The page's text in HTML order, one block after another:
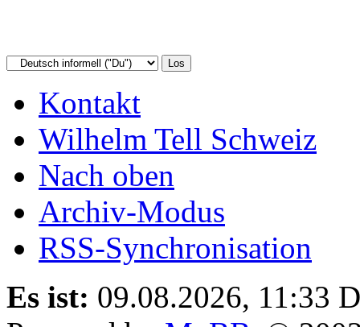
Kontakt
Wilhelm Tell Schweiz
Nach oben
Archiv-Modus
RSS-Synchronisation
Es ist: 09.08.2026, 11:33